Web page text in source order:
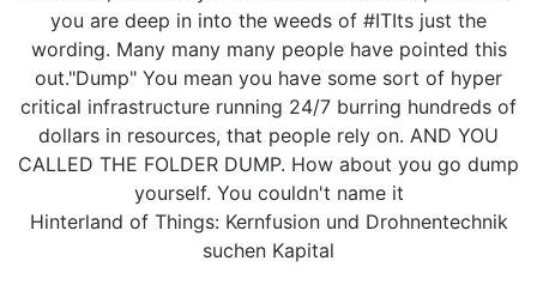
you are deep in into the weeds of #ITIts just the
wording. Many many many people have pointed this
out."Dump" You mean you have some sort of hyper
critical infrastructure running 24/7 burring hundreds of
dollars in resources, that people rely on. AND YOU
CALLED THE FOLDER DUMP. How about you go dump
yourself. You couldn't name it
Hinterland of Things: Kernfusion und Drohnentechnik
suchen Kapital